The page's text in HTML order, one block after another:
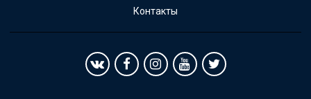
Контакты